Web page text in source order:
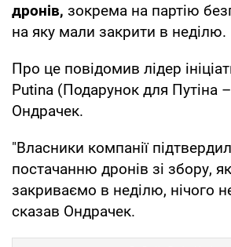
дронів, зокрема на партію
на яку мали закрити в неділю.
Про це повідомив лідер
Putina (Подарунок для Путіна
Ондрачек.
"Власники компанії
постачанню дронів зі збору,
закриваємо в неділю, нічого
сказав Ондрачек.